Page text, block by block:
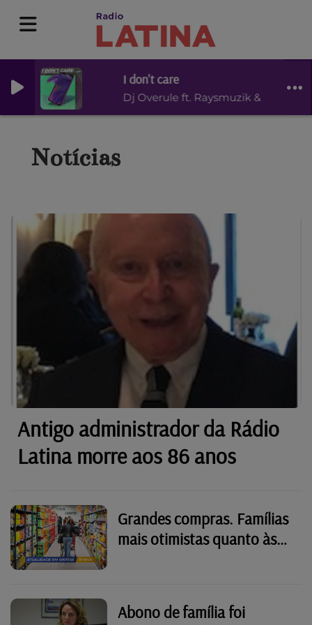
I don't care
Dj Overule ft. Raysmuzik & Missy Bity
Notícias
Antigo administrador da Rádio
Latina morre aos 86 anos
Grandes compras. Famílias
mais otimistas quanto às
Abono de família foi